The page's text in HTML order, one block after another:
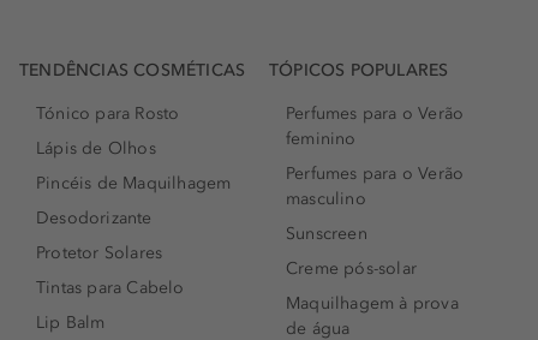
TENDÊNCIAS COSMÉTICAS
Tónico para Rosto
Lápis de Olhos
Pincéis de Maquilhagem
Desodorizante
Protetor Solares
Tintas para Cabelo
Lip Balm
TÓPICOS POPULARES
Perfumes para o Verão
feminino
Perfumes para o Verão
masculino
Sunscreen
Creme pós-solar
Maquilhagem à prova
de água